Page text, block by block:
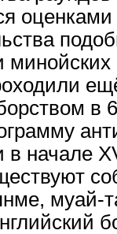
в
в начале
муай-